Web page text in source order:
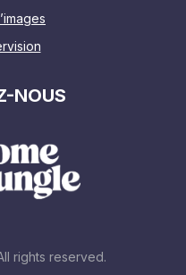
NOUS
rights reserved.